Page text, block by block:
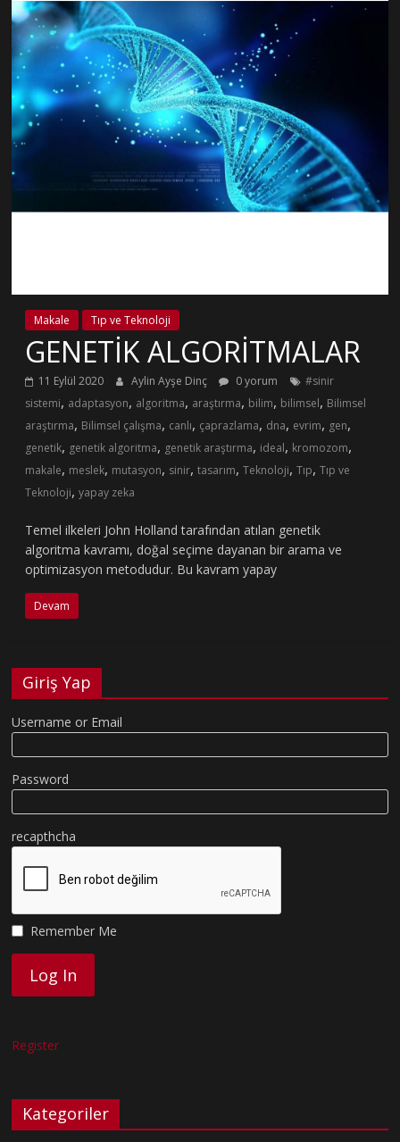
Makale Tıp ve Teknoloji
GENETİK ALGORİTMALAR
11 Eylül 2020 Aylin Ayşe Dinç 0 yorum
#sinir
sistemi, adaptasyon, algoritma, araştırma, bilim, bilimsel, Bilimsel
araştırma, Bilimsel çalışma, canlı, çaprazlama, dna, evrim, gen,
genetik, genetik algoritma, genetik araştırma, ideal, kromozom,
makale, meslek, mutasyon, sinir,tasarım,Teknoloji,Tıp,Tıp ve
Teknoloji,yapay zeka
Temel ilkeleri John Holland tarafından atılan genetik
algoritma kavramı, doğal seçime dayanan bir arama ve
optimizasyon metodudur. Bu kavram yapay
Devam
Giriş Yap
Username or Email
Password
recapthcha
Remember Me
Register
Kategoriler